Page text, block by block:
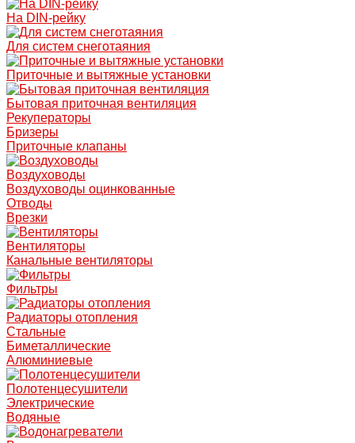
На DIN-рейку
Для систем снеготаяния
Приточные и вытяжные установки
Бытовая приточная вентиляция
Рекуператоры
Бризеры
Приточные клапаны
Воздуховоды
Воздуховоды оцинкованные
Отводы
Врезки
Вентиляторы
Канальные вентиляторы
Фильтры
Радиаторы отопления
Стальные
Биметаллические
Алюминиевые
Полотенцесушители
Электрические
Водяные